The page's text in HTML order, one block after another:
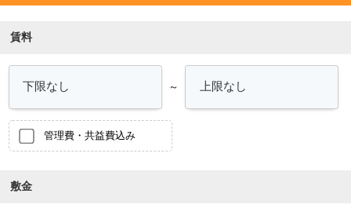
賃料
～
管理費・共益費込み
敷金